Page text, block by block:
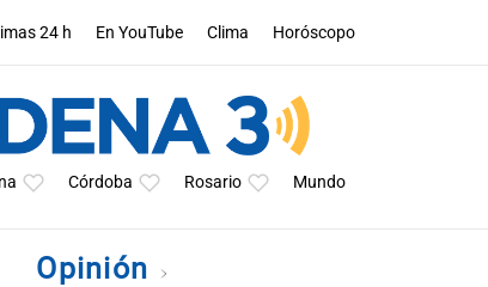
24 h En YouTube Clima Horóscopo
Córdoba Rosario Mundo
Opinión